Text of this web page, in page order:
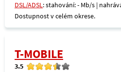
DSL/ADSL: stahování: - Mb/s |
Dostupnost v celém okrese.
T-MOBILE
3.5